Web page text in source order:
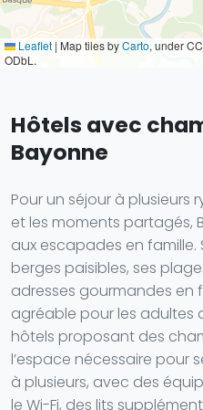
Leaflet | Map tiles byCarto, under
ODbL.
Hôtels avec
Bayonne
Pour un séjour à plusieurs
et les moments partagés,
aux escapades en famille.
berges paisibles, ses
adresses gourmandes en
agréable pour les adultes
hôtels proposant des
l’espace nécessaire pour
à plusieurs, avec des
le Wi-Fi, des lits